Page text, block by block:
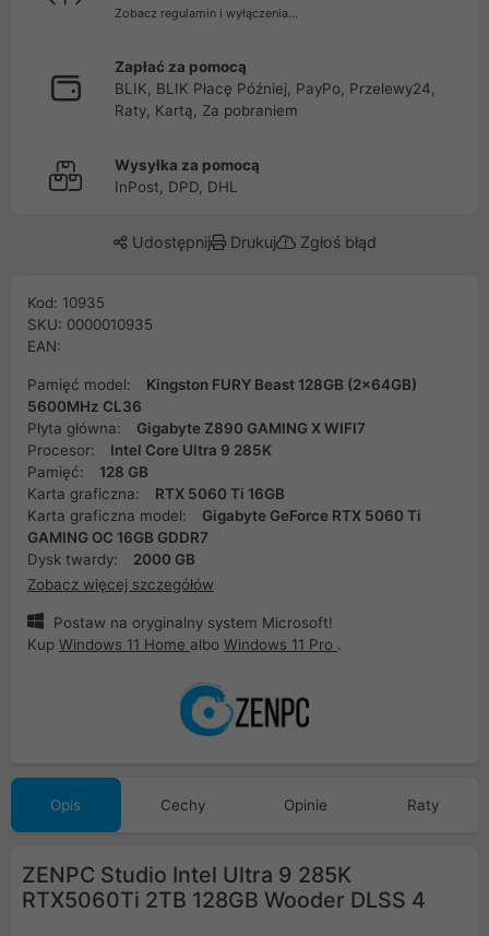
Zobacz regulamin i wyłączenia...
Zapłać za pomocą
BLIK, BLIK Płacę Później, PayPo, Przelewy24,
Raty, Kartą, Za pobraniem
Wysyłka za pomocą
InPost, DPD, DHL
Udostępnij Drukuj Zgłoś błąd
Kod: 10935
SKU: 0000010935
EAN:
Pamięć model:
Kingston FURY Beast 128GB (2x64GB)
5600MHz CL36
Płyta główna:
Gigabyte Z890 GAMING X WIFI7
Procesor:
Intel Core Ultra 9 285K
Pamięć:
128 GB
Karta graficzna:
RTX 5060 Ti 16GB
Karta graficzna model:
Gigabyte GeForce RTX 5060 Ti
GAMING OC 16GB GDDR7
Dysk twardy:
2000 GB
Zobacz więcej szczegółów
Postaw na oryginalny system Microsoft!
Kup Windows 11 Home albo Windows 11 Pro .
Opis Cechy Opinie Raty
ZENPC Studio Intel Ultra 9 285K
RTX5060Ti 2TB 128GB Wooder DLSS 4